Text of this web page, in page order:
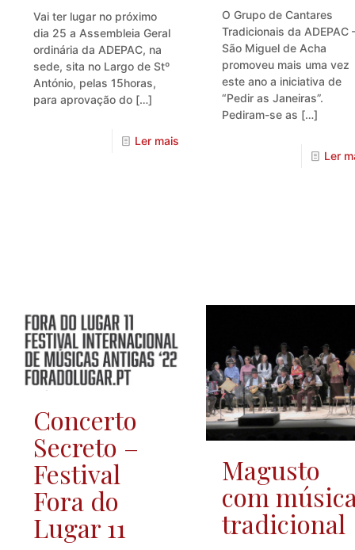
Vai ter lugar no próximo
dia 25 a Assembleia Geral
ordinária da ADEPAC, na
sede, sita no Largo de Stº
António, pelas 15horas,
para aprovação do[…]
Ler mais
O Grupo de Cantares
Tradicionais da ADEPAC
São Miguel de Acha
promoveu mais uma vez
este ano a iniciativa de
“Pedir as Janeiras”.
Pediram-se as […]
Ler
Concerto
Secreto –
Festival
Fora do
Lugar 11
Magusto
com
tradicional